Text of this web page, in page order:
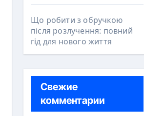
Що робити з обручкою
після розлучення: повний
гід для нового життя
Свежие
комментарии